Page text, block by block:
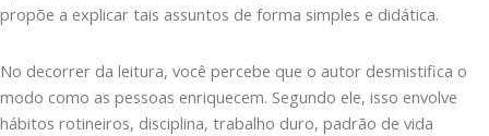
propõe a explicar tais assuntos de forma simples e didática.
No decorrer da leitura, você percebe que o autor desmistifica o
modo como as pessoas enriquecem. Segundo ele, isso envolve
hábitos rotineiros, disciplina, trabalho duro, padrão de vida